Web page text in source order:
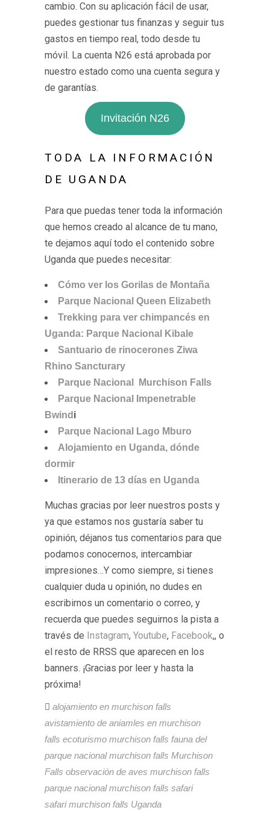
cambio. Con su aplicación fácil de usar,
puedes gestionar tus finanzas y seguir tus
gastos en tiempo real, todo desde tu
móvil. La cuenta N26 está aprobada por
nuestro estado como una cuenta segura y
de garantías.
Invitación N26
TODA LA INFORMACIÓN
DE UGANDA
Para que puedas tener toda la información
que hemos creado al alcance de tu mano,
te dejamos aquí todo el contenido sobre
Uganda que puedes necesitar:
Cómo ver los Gorilas de Montaña
Parque Nacional Queen Elizabeth
Trekking para ver chimpancés en
Uganda: Parque Nacional Kibale
Santuario de rinocerones Ziwa
Rhino Sancturary
Parque Nacional Murchison Falls
Parque Nacional Impenetrable
Bwind i
Parque Nacional Lago Mburo
Alojamiento en Uganda, dónde
dormir
Itinerario de 13 días en Uganda
Muchas gracias por leer nuestros posts y
ya que estamos nos gustaría saber tu
opinión, déjanos tus comentarios para que
podamos conocernos, intercambiar
impresiones…Y como siempre, si tienes
cualquier duda u opinión, no dudes en
escribirnos un comentario o correo, y
recuerda que puedes seguirnos la pista a
través de Instagram, Youtube, Facebook,, o
el resto de RRSS que aparecen en los
banners. ¡Gracias por leer y hasta la
próxima!
alojamiento en murchison falls
avistamiento de aniamles en murchison
falls ecoturismo murchison falls fauna del
parque nacional murchison falls Murchison
Falls observación de aves murchison falls
parque nacional murchison falls safari
safari murchison falls Uganda